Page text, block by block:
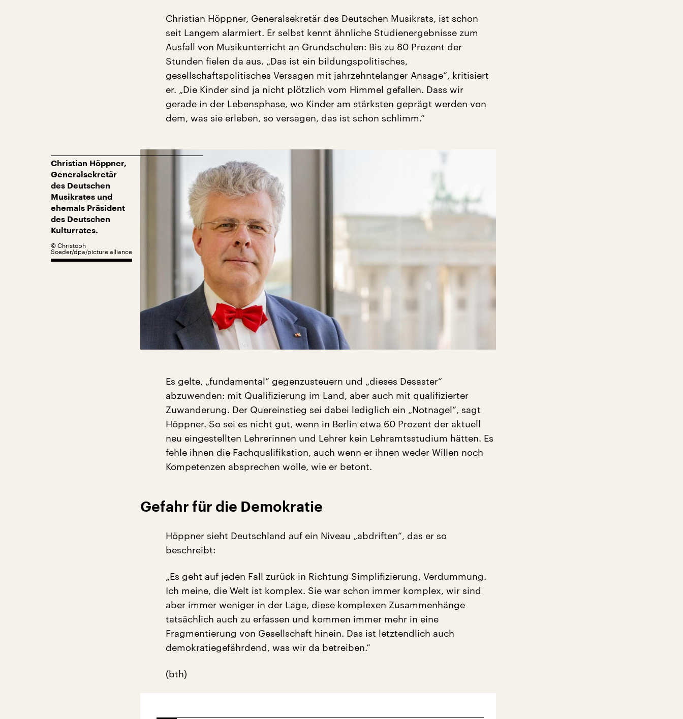
Christian Höppner, Generalsekretär des Deutschen Musikrats, ist schon
seit Langem alarmiert. Er selbst kennt ähnliche Studienergebnisse zum
Ausfall von Musikunterricht an Grundschulen: Bis zu 80 Prozent der
Stunden fielen da aus. „Das ist ein bildungspolitisches,
gesellschaftspolitisches Versagen mit jahrzehntelanger Ansage“, kritisiert
er. „Die Kinder sind ja nicht plötzlich vom Himmel gefallen. Dass wir
gerade in der Lebensphase, wo Kinder am stärksten geprägt werden von
dem, was sie erleben, so versagen, das ist schon schlimm.“
Christian Höppner,
Generalsekretär
des Deutschen
Musikrates und
ehemals Präsident
des Deutschen
Kulturrates.
© Christoph
Soeder/dpa/picture alliance
Es gelte, „fundamental“ gegenzusteuern und „dieses Desaster“
abzuwenden: mit Qualifizierung im Land, aber auch mit qualifizierter
Zuwanderung. Der Quereinstieg sei dabei lediglich ein „Notnagel“, sagt
Höppner. So sei es nicht gut, wenn in Berlin etwa 60 Prozent der aktuell
neu eingestellten Lehrerinnen und Lehrer kein Lehramtsstudium hätten. Es
fehle ihnen die Fachqualifikation, auch wenn er ihnen weder Willen noch
Kompetenzen absprechen wolle, wie er betont.
Gefahr für die Demokratie
Höppner sieht Deutschland auf ein Niveau „abdriften“, das er so
beschreibt:
„Es geht auf jeden Fall zurück in Richtung Simplifizierung, Verdummung.
Ich meine, die Welt ist komplex. Sie war schon immer komplex, wir sind
aber immer weniger in der Lage, diese komplexen Zusammenhänge
tatsächlich auch zu erfassen und kommen immer mehr in eine
Fragmentierung von Gesellschaft hinein. Das ist letztendlich auch
demokratiegefährdend, was wir da betreiben.“
(bth)